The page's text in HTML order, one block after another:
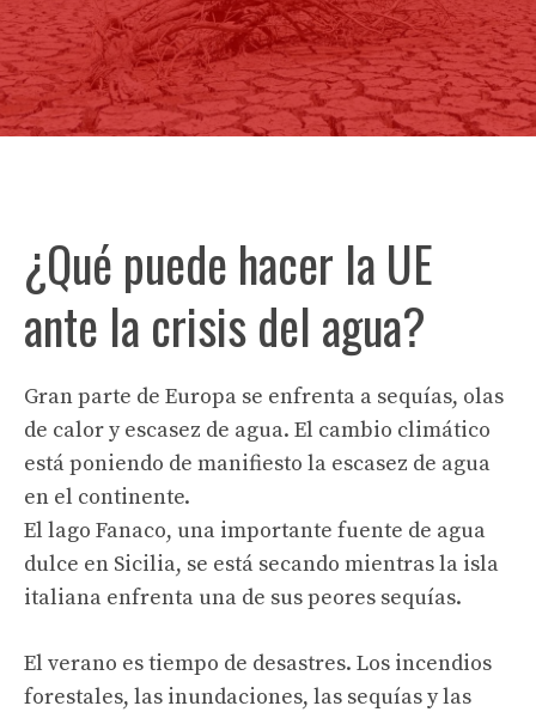
¿Qué puede hacer la UE
ante la crisis del agua?
Gran parte de Europa se enfrenta a sequías, olas
de calor y escasez de agua. El cambio climático
está poniendo de manifiesto la escasez de agua
en el continente.
El lago Fanaco, una importante fuente de agua
dulce en Sicilia, se está secando mientras la isla
italiana enfrenta una de sus peores sequías.
El verano es tiempo de desastres. Los incendios
forestales, las inundaciones, las sequías y las